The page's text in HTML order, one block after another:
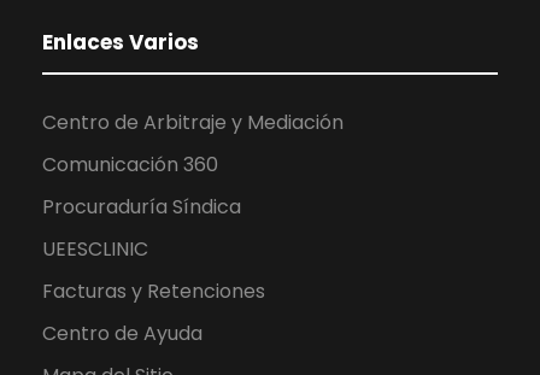
Enlaces Varios
Centro de Arbitraje y Mediación
Comunicación 360
Procuraduría Síndica
UEESCLINIC
Facturas y Retenciones
Centro de Ayuda